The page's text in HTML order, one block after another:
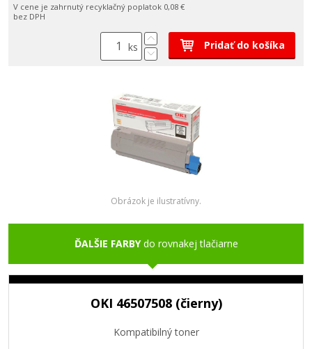
V cene je zahrnutý recyklačný poplatok 0,08 €
bez DPH
ks Pridať do košíka
Obrázok je ilustratívny.
ĎALŠIE FARBYdo rovnakej tlačiarne
OKI 46507508 (čierny)
Kompatibilný toner